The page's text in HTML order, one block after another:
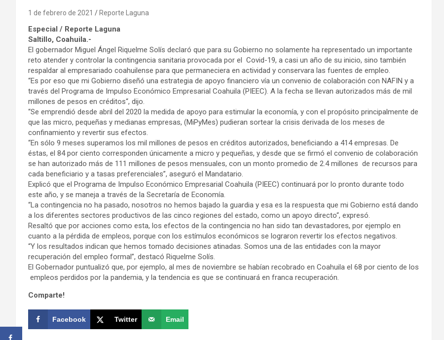
1 de febrero de 2021 Reporte Laguna
Especial / Reporte Laguna
Saltillo, Coahuila.-
El gobernador Miguel Ángel Riquelme Solís declaró que para su Gobierno no solamente ha representado un importante
reto atender y controlar la contingencia sanitaria provocada por el Covid-19, a casi un año de su inicio, sino también
respaldar al empresariado coahuilense para que permaneciera en actividad y conservara las fuentes de empleo.
“Es por eso que mi Gobierno diseñó una estrategia de apoyo financiero vía un convenio de colaboración con NAFIN y a
través del Programa de Impulso Económico Empresarial Coahuila (PIEEC). A la fecha se llevan autorizados más de mil
millones de pesos en créditos“, dijo.
“Se emprendió desde abril del 2020 la medida de apoyo para estimular la economía, y con el propósito principalmente de
que las micro, pequeñas y medianas empresas, (MiPyMes) pudieran sortear la crisis derivada de los meses de
confinamiento y revertir sus efectos.
“En sólo 9 meses superamos los mil millones de pesos en créditos autorizados, beneficiando a 414 empresas. De
éstas, el 84 por ciento corresponden únicamente a micro y pequeñas, y desde que se firmó el convenio de colaboración
se han autorizado más de 111 millones de pesos mensuales, con un monto promedio de 2.4 millones de recursos para
cada beneficiario y a tasas preferenciales”, aseguró el Mandatario.
Explicó que el Programa de Impulso Económico Empresarial Coahuila (PIEEC) continuará por lo pronto durante todo
este año, y se maneja a través de la Secretaría de Economía.
“La contingencia no ha pasado, nosotros no hemos bajado la guardia y esa es la respuesta que mi Gobierno está dando
a los diferentes sectores productivos de las cinco regiones del estado, como un apoyo directo“, expresó.
Resaltó que por acciones como esta, los efectos de la contingencia no han sido tan devastadores, por ejemplo en
cuanto a la pérdida de empleos, porque con los estímulos económicos se lograron revertir los efectos negativos.
“Y los resultados indican que hemos tomado decisiones atinadas. Somos una de las entidades con la mayor
recuperación del empleo formal”, destacó Riquelme Solís.
El Gobernador puntualizó que, por ejemplo, al mes de noviembre se habían recobrado en Coahuila el 68 por ciento de los
empleos perdidos por la pandemia, y la tendencia es que se continuará en franca recuperación.
Comparte!
Facebook Twitter Email